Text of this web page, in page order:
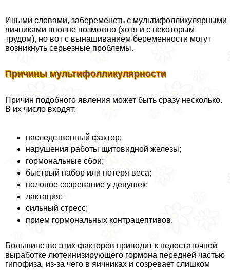
Иными словами, забеременеть с мультифолликулярными
яичниками вполне возможно (хотя и с некоторым
трудом), но вот с вынашиванием беременности могут
возникнуть серьезные проблемы.
Причины мультифолликулярности
Причин подобного явления может быть сразу несколько.
В их число входят:
наследственный фактор;
нарушения работы щитовидной железы;
гормональные сбои;
быстрый набор или потеря веса;
половое созревание у девушек;
лактация;
сильный стресс;
прием гормональных контрацептивов.
Большинство этих факторов приводит к недостаточной
выработке лютеинизирующего гормона передней частью
гипофиза, из-за чего в яичниках и созревает слишком